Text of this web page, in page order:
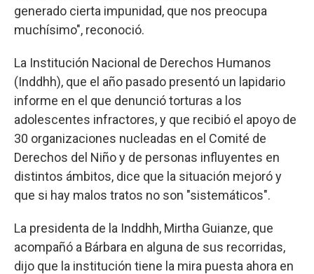
generado cierta impunidad, que nos preocupa
muchísimo", reconoció.
La Institución Nacional de Derechos Humanos
(Inddhh), que el año pasado presentó un lapidario
informe en el que denunció torturas a los
adolescentes infractores, y que recibió el apoyo de
30 organizaciones nucleadas en el Comité de
Derechos del Niño y de personas influyentes en
distintos ámbitos, dice que la situación mejoró y
que si hay malos tratos no son "sistemáticos".
La presidenta de la Inddhh, Mirtha Guianze, que
acompañó a Bárbara en alguna de sus recorridas,
dijo que la institución tiene la mira puesta ahora en